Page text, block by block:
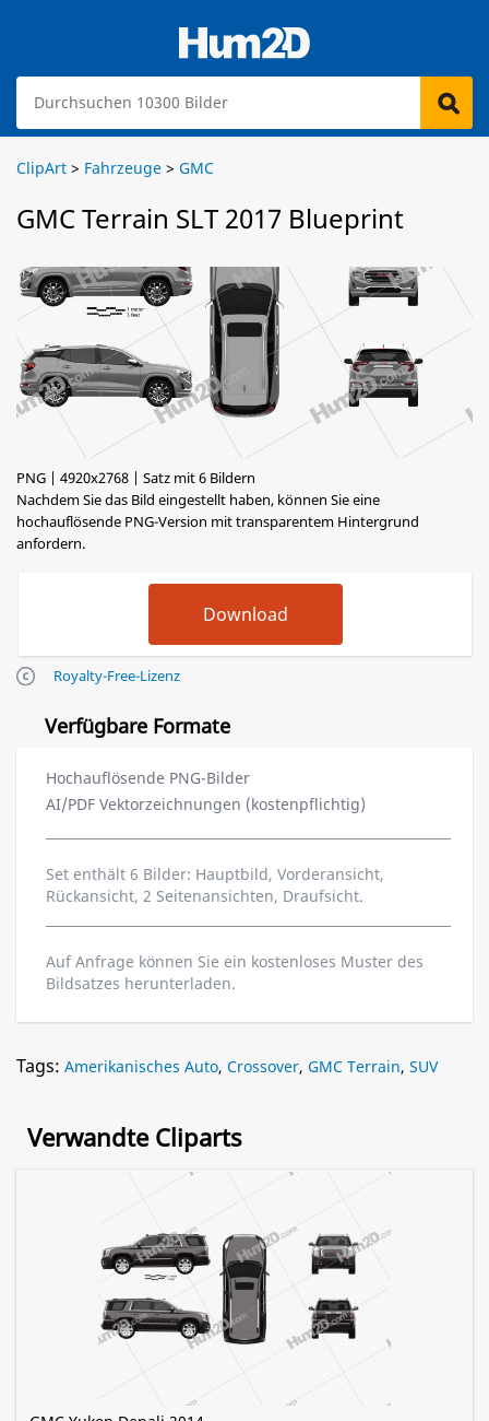
ClipArt > Fahrzeuge > GMC
GMC Terrain SLT 2017 Blueprint
PNG | 4920x2768 | Satz mit 6 Bildern
Nachdem Sie das Bild eingestellt haben, können Sie eine
hochauflösende PNG-Version mit transparentem Hintergrund
anfordern.
Royalty-Free-Lizenz
Verfügbare Formate
Hochauflösende PNG-Bilder
AI/PDF Vektorzeichnungen (kostenpflichtig)
Set enthält 6 Bilder: Hauptbild, Vorderansicht,
Rückansicht, 2 Seitenansichten, Draufsicht.
Auf Anfrage können Sie ein kostenloses Muster des
Bildsatzes herunterladen.
Tags: Amerikanisches Auto, Crossover, GMC Terrain, SUV
Verwandte Cliparts